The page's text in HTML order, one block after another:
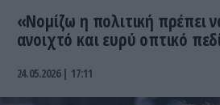
«Νομίζω η πολιτική πρέπει
ανοιχτό και ευρύ οπτικό
24.05.2026 | 17:11